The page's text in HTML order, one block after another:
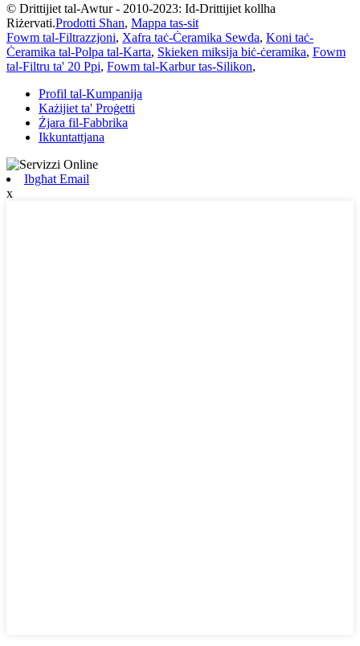
© Drittijiet tal-Awtur - 2010-2023: Id-Drittijiet kollha
Riżervati.Prodotti Sħan, Mappa tas-sit
Fowm tal-Filtrazzjoni, Xafra taċ-Ċeramika Sewda, Koni taċ-
Ċeramika tal-Polpa tal-Karta, Skieken miksija biċ-ċeramika, Fowm
tal-Filtru ta' 20 Ppi, Fowm tal-Karbur tas-Silikon,
Profil tal-Kumpanija
Każijiet ta' Proġetti
Żjara fil-Fabbrika
Ikkuntattjana
Ibgħat Email
x